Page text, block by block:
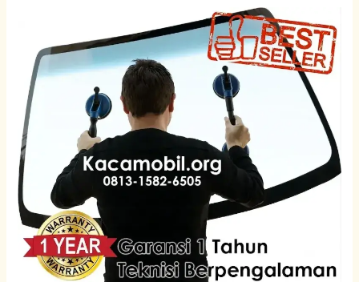
Daewoo
Nubira